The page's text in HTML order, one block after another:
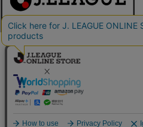
本サイトで使用している文章・画像等の
© JAPAN PROFESSIONAL FOOTBALL